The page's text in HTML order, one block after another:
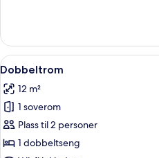
With
Balcony
Or
Twin
Room
Balcony
Åpne
alle
bildene
av
Dobbeltrom
5
Dobbeltrom
12 m²
1 soverom
Plass til 2 personer
1 dobbeltseng